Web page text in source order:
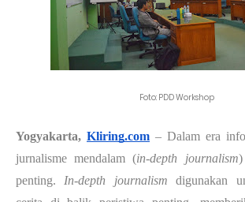
Foto: PDD Workshop
Yogyakarta, Kliring.com – Dalam era
jurnalisme mendalam (in-depth journalism)
penting. In-depth journalism digunakan